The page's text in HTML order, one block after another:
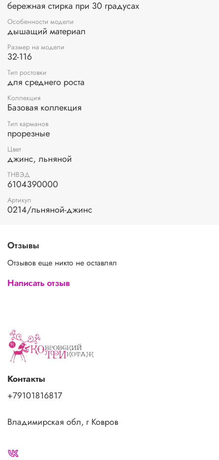
бережная стирка при 30 градусах
Особенности модели
дышащий материал
Размер на модели
32-116
Тип ростовки
для среднего роста
Коллекция
Базовая коллекция
Тип карманов
прорезные
Цвет
джинс, льняной
ТНВЭД
6104390000
Артикул
0214/льняной-джинс
Отзывы
Отзывов еще никто не оставлял
Написать отзыв
Контакты
+79101816817
Владимирская обл, г Ковров